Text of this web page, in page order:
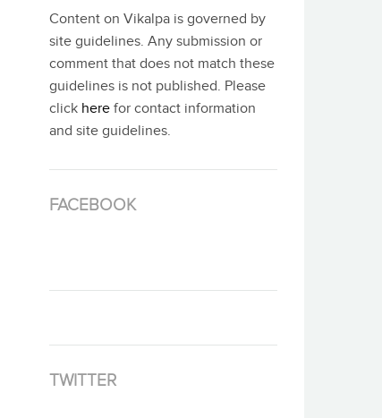
Content on Vikalpa is governed by
site guidelines. Any submission or
comment that does not match these
guidelines is not published. Please
click here for contact information
and site guidelines.
FACEBOOK
TWITTER